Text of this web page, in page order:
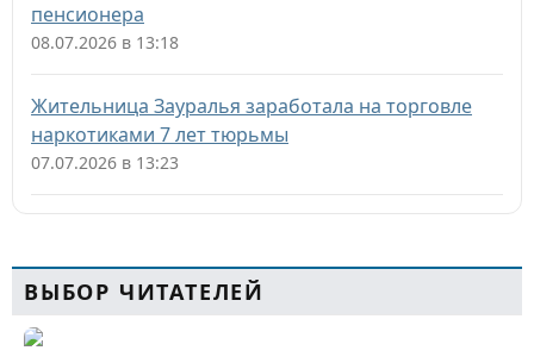
пенсионера
08.07.2026 в 13:18
Жительница Зауралья заработала на торговле
наркотиками 7 лет тюрьмы
07.07.2026 в 13:23
ВЫБОР ЧИТАТЕЛЕЙ